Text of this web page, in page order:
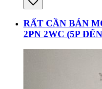
RẤT CẦN BÁN
2PN 2WC (5P